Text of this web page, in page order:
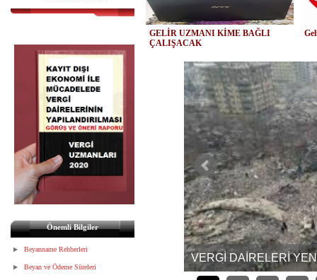
Önemli Bilgiler
Beyanname Rehberleri
Beyan ve Ödeme Süreleri
GELİR UZMANI KİME BAĞLI
ÇALIŞACAK
VERGİ DAİRELERİ